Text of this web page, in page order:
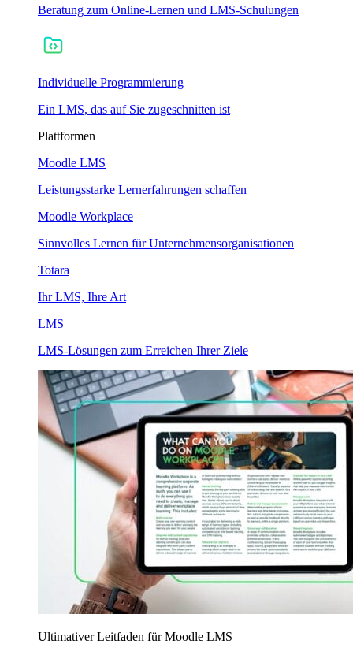
Beratung zum Online-Lernen und LMS-Schulungen
Individuelle Programmierung
Ein LMS, das auf Sie zugeschnitten ist
Plattformen
Moodle LMS
Leistungsstarke Lernerfahrungen schaffen
Moodle Workplace
Sinnvolles Lernen für Unternehmensorganisationen
Totara
Ihr LMS, Ihre Art
LMS
LMS-Lösungen zum Erreichen Ihrer Ziele
Ultimativer Leitfaden für Moodle LMS